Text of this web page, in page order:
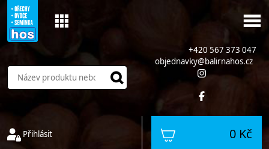
+420 567 373 047
objednavky@balirnahos.cz
Přihlásit 0 Kč